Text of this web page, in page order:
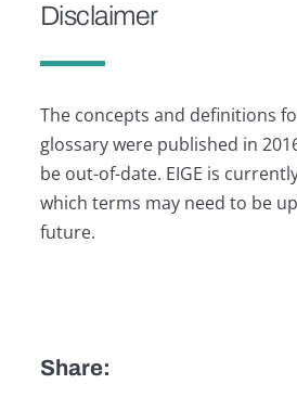
Disclaimer
The concepts and definitions
glossary were published in
be out-of-date. EIGE is
which terms may need to be
future.
Share: